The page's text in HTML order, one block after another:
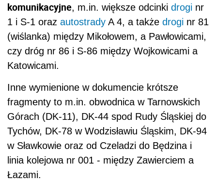
komunikacyjne, m.in. większe odcinki drogi nr
1 i S-1 oraz autostrady A 4, a także drogi nr 81
(wiślanka) między Mikołowem, a Pawłowicami,
czy dróg nr 86 i S-86 między Wojkowicami a
Katowicami.
Inne wymienione w dokumencie krótsze
fragmenty to m.in. obwodnica w Tarnowskich
Górach (DK-11), DK-44 spod Rudy Śląskiej do
Tychów, DK-78 w Wodzisławiu Śląskim, DK-94
w Sławkowie oraz od Czeladzi do Będzina i
linia kolejowa nr 001 - między Zawierciem a
Łazami.